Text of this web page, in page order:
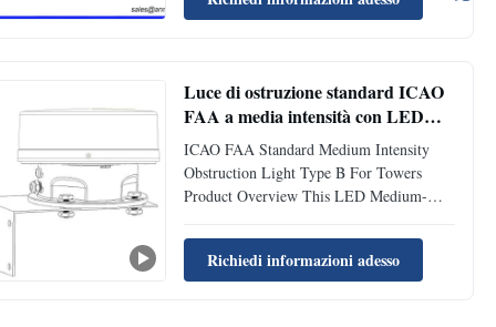
105 meters, this Medium Intensity Type B
Luce di ostruzione standard ICAO
FAA a media intensità con LED
CREE ad alta intensità e intensità
di 2000cd per torri
ICAO FAA Standard Medium Intensity
Obstruction Light Type B For Towers
Product Overview This LED Medium-
red color and is designed for marking the
top of obstacles with heights exceeding 45
meters. Utilizing ultra high intensity
Richiedi informazioni adesso